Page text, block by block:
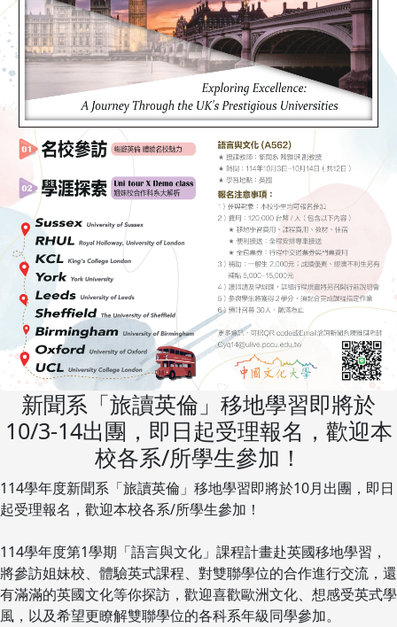
新聞系「旅讀英倫」移地學習即將於
10/3-14出團，即日起受理報名，歡迎本
校各系/所學生參加！
114學年度新聞系「旅讀英倫」移地學習即將於10月出團，即日
起受理報名，歡迎本校各系/所學生參加！
114學年度第1學期「語言與文化」課程計畫赴英國移地學習，
將參訪姐妹校、體驗英式課程、對雙聯學位的合作進行交流，還
有滿滿的英國文化等你探訪，歡迎喜歡歐洲文化、想感受英式學
風，以及希望更瞭解雙聯學位的各科系年級同學參加。